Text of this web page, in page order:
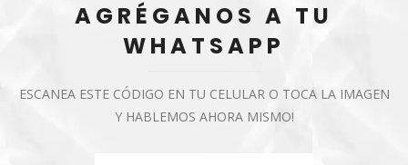
AGRÉGANOS A TU
WHATSAPP
ESCANEA ESTE CÓDIGO EN TU CELULAR O TOCA LA IMAGEN
Y HABLEMOS AHORA MISMO!